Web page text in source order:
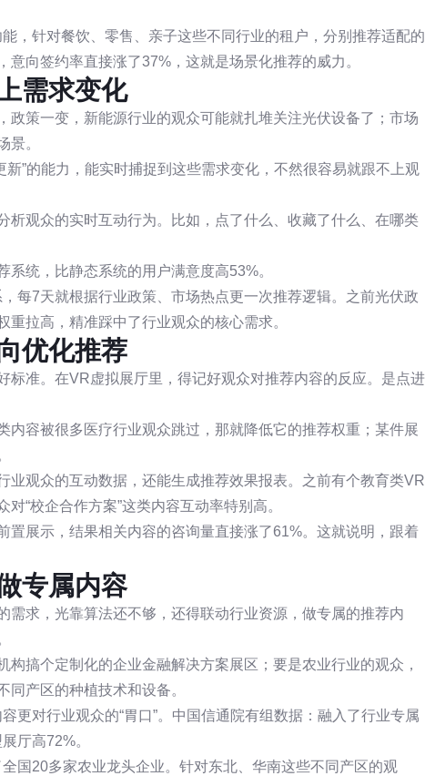
，针对餐饮、零售、亲子这些不同行业的租户，分别推荐适配的
向签约率直接涨了37%，这就是场景化推荐的威力。
需求变化
政策一变，新能源行业的观众可能就扎堆关注光伏设备了；市场
景。
”的能力，能实时捕捉到这些需求变化，不然很容易就跟不上观
析观众的实时互动行为。比如，点了什么、收藏了什么、在哪类
统，比静态系统的用户满意度高53%。
每7天就根据行业政策、市场热点更一次推荐逻辑。之前光伏政
拉高，精准踩中了行业观众的核心需求。
优化推荐
标准。在VR虚拟展厅里，得记好观众对推荐内容的反应。是点进
内容被很多医疗行业观众跳过，那就降低它的推荐权重；某件展
业观众的互动数据，还能生成推荐效果报表。之前有个教育类VR
“校企合作方案”这类内容互动率特别高。
置展示，结果相关内容的咨询量直接涨了61%。这就说明，跟着
专属内容
需求，光靠算法还不够，还得联动行业资源，做专属的推荐内
搞个定制化的企业金融解决方案展区；要是农业行业的观众，
产区的种植技术和设备。
更对行业观众的“胃口”。中国信通院有组数据：融入了行业专属
厅高72%。
国20多家农业龙头企业。针对东北、华南这些不同产区的观